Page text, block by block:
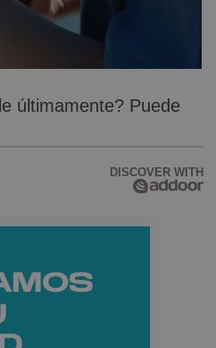
últimamente? Puede
DISCOVER WITH